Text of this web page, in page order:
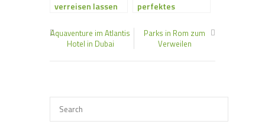
verreisen lassen
perfektes
Erlebnisreisen
Aquaventure im Atlantis
Hotel in Dubai
Parks in Rom zum
Verweilen